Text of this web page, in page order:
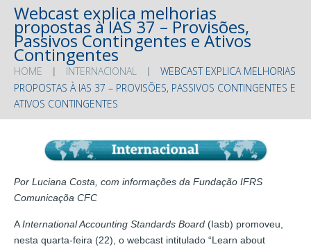
Webcast explica melhorias
propostas à IAS 37 – Provisões,
Passivos Contingentes e Ativos
Contingentes
HOME INTERNACIONAL
WEBCAST EXPLICA MELHORIAS
PROPOSTAS À IAS 37 – PROVISÕES, PASSIVOS CONTINGENTES E
ATIVOS CONTINGENTES
Por Luciana Costa, com informações da Fundação IFRS
Comunicaçõa CFC
AInternational Accounting Standards Board (Iasb) promoveu,
nesta quarta-feira (22), o webcast intitulado “Learn about